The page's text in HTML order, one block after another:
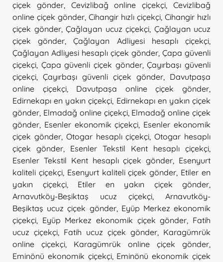
çiçek gönder, Cevizlibağ online çiçekçi ,Cevizlibağ
online çiçek gönder Cihangir hızlı çiçekçi Cihangir hızlı
çiçek gönder, Çağlayan ucuz çiçekçi Çağlayan ucuz
çiçek gönder ,Çağlayan Adliyesi hesaplı çiçekçi
Çağlayan Adliyesi hesaplı çiçek gönder Çapa güvenli
çiçekçi Çapa güvenli çiçek gönder,Çayırbaşı güvenli
çiçekçi
Çayırbaşı güvenli çiçek gönder
Davutpaşa
online çiçekçi, Davutpaşa online çiçek gönder
Edirnekapı en yakın çiçekçi Edirnekapı en yakın çiçek
gönder Elmadağ online çiçekçi, Elmadağ online çiçek
gönder Esenler ekonomik çiçekçi Esenler ekonomik
çiçek gönder, Otogar hesaplı çiçekçi ,Otogar hesaplı
çiçek gönder
Esenler Tekstil Kent hesaplı çiçekçi
Esenler Tekstil Kent hesaplı çiçek gönder
Esenyurt
kaliteli çiçekçi, Esenyurt kaliteli çiçek gönder Etiler en
yakın çiçekçi, Etiler en yakın çiçek gönder
Arnavutköy-Beşiktaş ucuz çiçekçi
Arnavutköy-
Beşiktaş ucuz çiçek gönder, Eyüp Merkez ekonomik
çiçekçi
Eyüp Merkez ekonomik çiçek gönder
Fatih
ucuz çiçekçi
Fatih ucuz çiçek gönder
Karagümrük
online çiçekçi
Karagümrük online çiçek gönder
Eminönü ekonomik çiçekçi, Eminönü ekonomik çiçek